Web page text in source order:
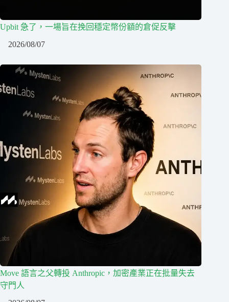
Upbit 急了，一場旨在挽回穩定幣份額的倉促反擊
2026/08/07
Move 語言之父轉投 Anthropic，加密產業正在批量失去
守門人